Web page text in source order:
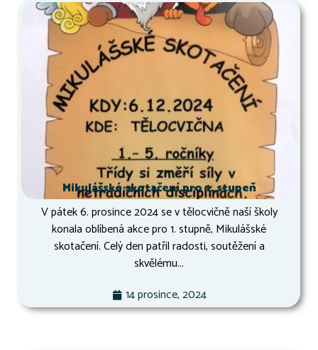
Mikulášské skotačení pro 1. stupeň
V pátek 6. prosince 2024 se v tělocvičně naší školy
konala oblíbená akce pro 1. stupně, Mikulášské
skotačení. Celý den patřil radosti, soutěžení a
skvělému...
14 prosince, 2024